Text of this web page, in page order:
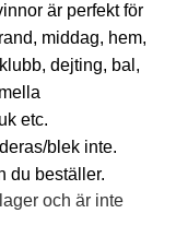
är perfekt för
middag, hem,
dejting, bal,
etc.
blek inte.
du beställer.
och är inte